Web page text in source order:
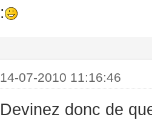
:
14-07-2010 11:16:46
Devinez donc de